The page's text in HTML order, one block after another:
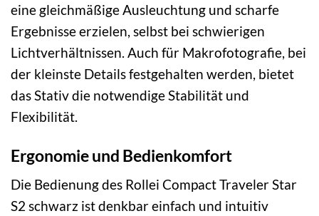
eine gleichmäßige Ausleuchtung und scharfe
Ergebnisse erzielen, selbst bei schwierigen
Lichtverhältnissen. Auch für Makrofotografie, bei
der kleinste Details festgehalten werden, bietet
das Stativ die notwendige Stabilität und
Flexibilität.
Ergonomie und Bedienkomfort
Die Bedienung des Rollei Compact Traveler Star
S2 schwarz ist denkbar einfach und intuitiv